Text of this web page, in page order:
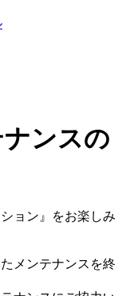
ンスの
ョン』をお楽しみ
メンテナンスを終